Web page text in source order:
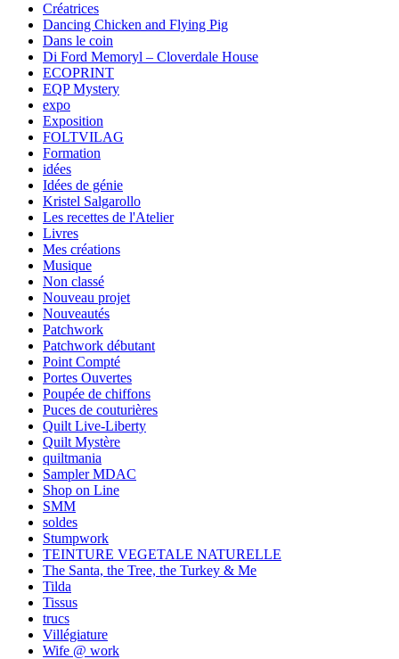
Créatrices
Dancing Chicken and Flying Pig
Dans le coin
Di Ford Memoryl – Cloverdale House
ECOPRINT
EQP Mystery
expo
Exposition
FOLTVILAG
Formation
idées
Idées de génie
Kristel Salgarollo
Les recettes de l'Atelier
Livres
Mes créations
Musique
Non classé
Nouveau projet
Nouveautés
Patchwork
Patchwork débutant
Point Compté
Portes Ouvertes
Poupée de chiffons
Puces de couturières
Quilt Live-Liberty
Quilt Mystère
quiltmania
Sampler MDAC
Shop on Line
SMM
soldes
Stumpwork
TEINTURE VEGETALE NATURELLE
The Santa, the Tree, the Turkey & Me
Tilda
Tissus
trucs
Villégiature
Wife @ work